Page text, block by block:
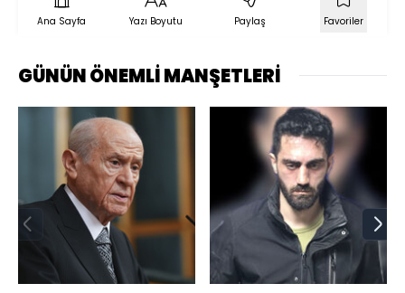
Ana Sayfa Yazı Boyutu Paylaş Favoriler
GÜNÜN ÖNEMLİ MANŞETLERİ